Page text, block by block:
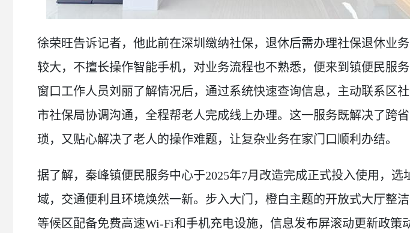
徐荣旺告诉记者，他此前在深圳缴纳社保，退休后需办理社保退休业
较大，不擅长操作智能手机，对业务流程也不熟悉，便来到镇便民服务
窗口工作人员刘丽了解情况后，通过系统快速查询信息，主动联系区社
市社保局协调沟通，全程帮老人完成线上办理。这一服务既解决了跨
琐，又贴心解决了老人的操作难题，让复杂业务在家门口顺利办结。
据了解，秦峰镇便民服务中心于2025年7月改造完成正式投入使用，选
域，交通便利且环境焕然一新。步入大门，橙白主题的开放式大厅整
等候区配备免费高速Wi-Fi和手机充电设施，信息发布屏滚动更新政策